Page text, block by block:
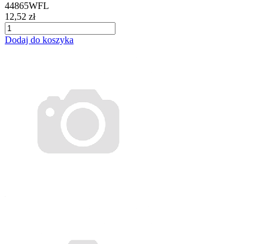
44865WFL
12,52 zł
Dodaj do koszyka